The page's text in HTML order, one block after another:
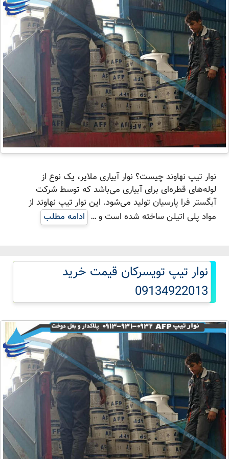
نوار تیپ نهاوند چیست؟ نوار آبیاری ملایر، یک نوع از
لوله‌های قطره‌ای برای آبیاری می‌باشد که توسط شرکت
آبگستر فرا پارسیان تولید می‌شود. این نوار تیپ نهاوند از
مواد پلی اتیلن ساخته شده است و … ادامه مطلب
نوار تیپ تویسرکان قیمت خرید
09134922013